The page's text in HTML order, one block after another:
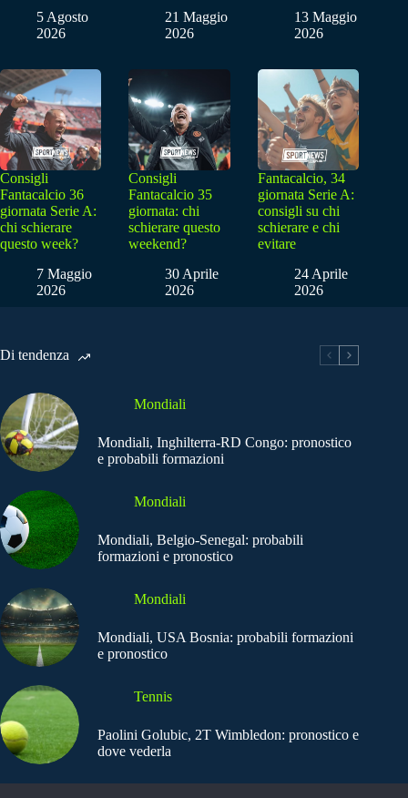
5 Agosto
2026
21 Maggio
2026
13 Maggio
2026
Consigli
Fantacalcio 36
giornata Serie A:
chi schierare
questo week?
7 Maggio
2026
Consigli
Fantacalcio 35
giornata: chi
schierare questo
weekend?
30 Aprile
2026
Fantacalcio, 34
giornata Serie A:
consigli su chi
schierare e chi
evitare
24 Aprile
2026
Di tendenza
Mondiali
Mondiali, Inghilterra-RD Congo: pronostico
e probabili formazioni
Mondiali
Mondiali, Belgio-Senegal: probabili
formazioni e pronostico
Mondiali
Mondiali, USA Bosnia: probabili formazioni
e pronostico
Tennis
Paolini Golubic, 2T Wimbledon: pronostico e
dove vederla